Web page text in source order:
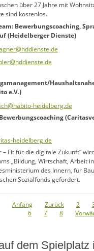
über 27 Jahre mit
sind kostenlos.
Bewerbungscoaching,
(Heidelberger Dienste)
e.V.)
heidelberg.de
heidelberg.de
– Fit für die digitale Zukunft“
„Bildung, Wirtschaft, Arbeit
des Innern, für
Sozialfonds gefördert.
Anfang Zurück 2
6
7 8
dem Spielplatz